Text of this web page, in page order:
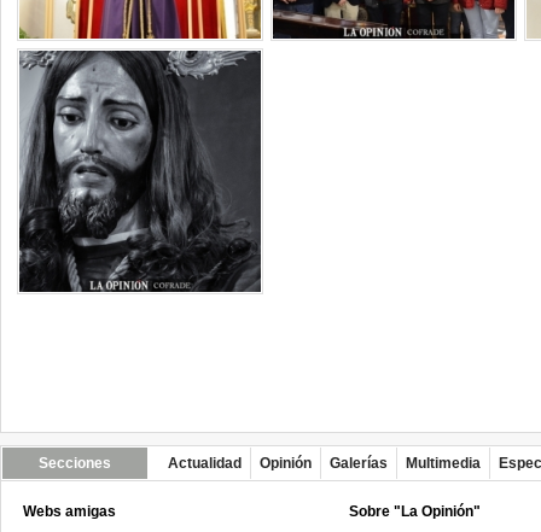
Secciones Actualidad Opinión Galerías Multimedia
Webs amigas Sobre "La Opinión"